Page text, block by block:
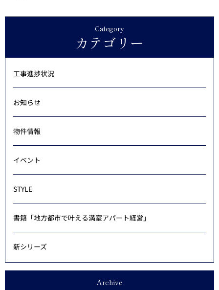
Category
カテゴリー
工事進捗状況
お知らせ
物件情報
イベント
STYLE
書籍「地方都市で叶える満室アパート経営」
新シリーズ
Archive